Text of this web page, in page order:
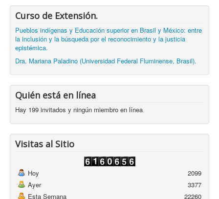
Curso de Extensión.
Pueblos indígenas y Educación superior en Brasil y México: entre
la inclusión y la búsqueda por el reconocimiento y la justicia
epistémica.
Dra. Mariana Paladino (Universidad Federal Fluminense, Brasil).
Quién está en línea
Hay 199 invitados y ningún miembro en línea
Visitas al Sitio
Hoy
Ayer
Esta Semana
2099
3377
22260